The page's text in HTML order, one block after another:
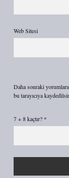
Web Sitesi
Daha sonraki
bu tarayıcıya
7 + 8 kaçtır? *